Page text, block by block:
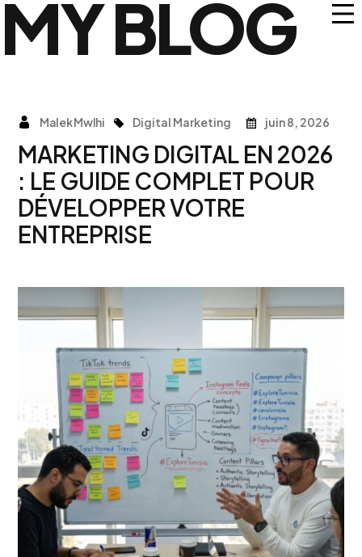
MY BLOG
Malek Mwlhi Digital Marketing juin 8, 2026
MARKETING DIGITAL EN 2026
: LE GUIDE COMPLET POUR
DÉVELOPPER VOTRE
ENTREPRISE